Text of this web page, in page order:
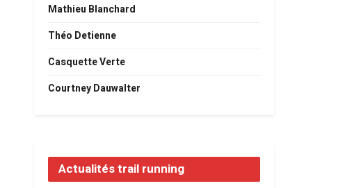
Mathieu Blanchard
Théo Detienne
Casquette Verte
Courtney Dauwalter
Actualités trail running